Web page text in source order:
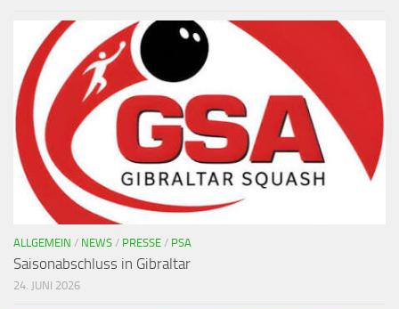
ALLGEMEIN / NEWS / PRESSE / PSA
Saisonabschluss in Gibraltar
24. JUNI 2026